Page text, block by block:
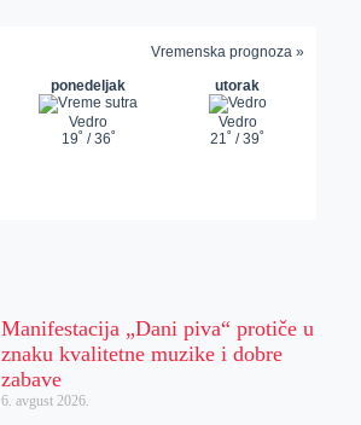
Manifestacija „Dani piva“ protiče u
znaku kvalitetne muzike i dobre
zabave
6. avgust 2026.